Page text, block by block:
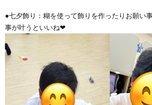
●七夕飾り：糊を使って飾りを作ったりお願い
事が叶うといいね❤